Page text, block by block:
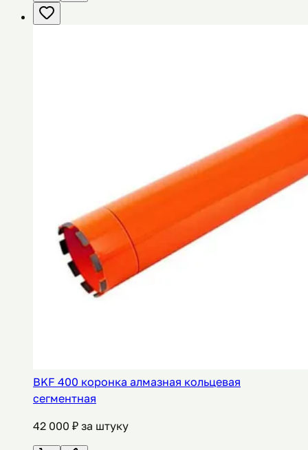
BKF 400 коронка алмазная кольцевая
сегментная
42 000 ₽ за штуку